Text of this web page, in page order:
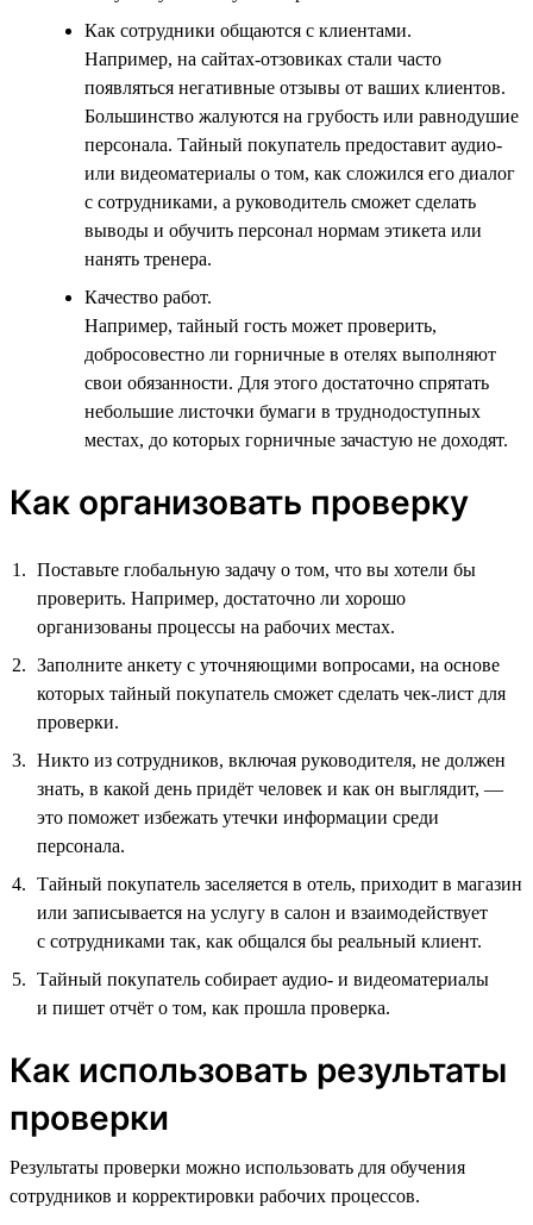
Как сотрудники общаются с клиентами.
Например, на сайтах-отзовиках стали часто
появляться негативные отзывы от ваших клиентов.
Большинство жалуются на грубость или равнодушие
персонала. Тайный покупатель предоставит аудио-
или видеоматериалы о том, как сложился его диалог
с сотрудниками, а руководитель сможет сделать
выводы и обучить персонал нормам этикета или
нанять тренера.
Качество работ.
Например, тайный гость может проверить,
добросовестно ли горничные в отелях выполняют
свои обязанности. Для этого достаточно спрятать
небольшие листочки бумаги в труднодоступных
местах, до которых горничные зачастую не доходят.
Как организовать проверку
Поставьте глобальную задачу о том, что вы хотели бы
проверить. Например, достаточно ли хорошо
организованы процессы на рабочих местах.
Заполните анкету с уточняющими вопросами, на основе
которых тайный покупатель сможет сделать чек-лист для
проверки.
Никто из сотрудников, включая руководителя, не должен
знать, в какой день придёт человек и как он выглядит, —
это поможет избежать утечки информации среди
персонала.
Тайный покупатель заселяется в отель, приходит в магазин
или записывается на услугу в салон и взаимодействует
с сотрудниками так, как общался бы реальный клиент.
Тайный покупатель собирает аудио- и видеоматериалы
и пишет отчёт о том, как прошла проверка.
Как использовать результаты
проверки
Результаты проверки можно использовать для обучения
сотрудников и корректировки рабочих процессов.